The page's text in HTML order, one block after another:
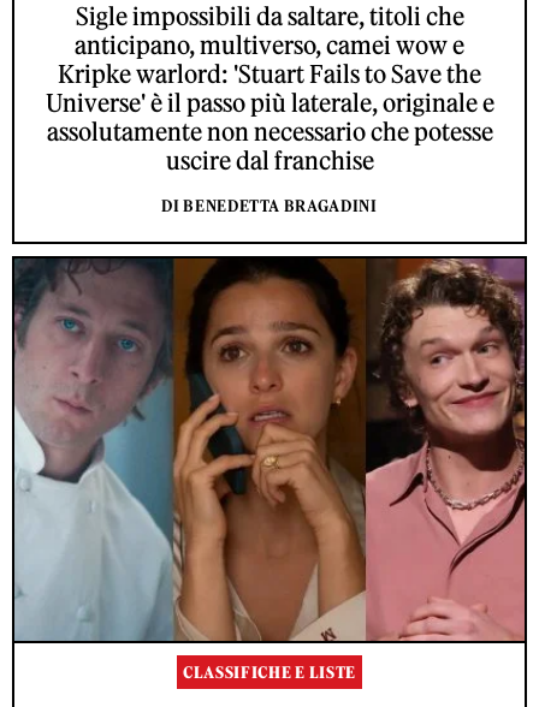
Sigle impossibili da saltare, titoli che
anticipano, multiverso, camei wow e
Kripke warlord: 'Stuart Fails to Save the
Universe' è il passo più laterale, originale e
assolutamente non necessario che potesse
uscire dal franchise
DI BENEDETTA BRAGADINI
CLASSIFICHE E LISTE